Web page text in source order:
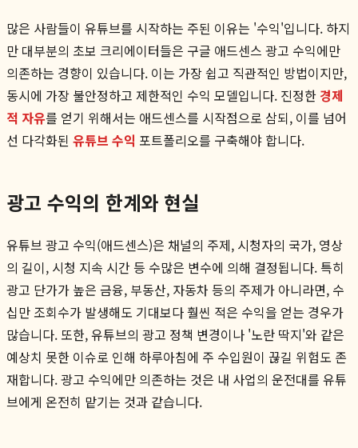
많은 사람들이 유튜브를 시작하는 주된 이유는 '수익'입니다. 하지
만 대부분의 초보 크리에이터들은 구글 애드센스 광고 수익에만
의존하는 경향이 있습니다. 이는 가장 쉽고 직관적인 방법이지만,
동시에 가장 불안정하고 제한적인 수익 모델입니다. 진정한 경제
적 자유를 얻기 위해서는 애드센스를 시작점으로 삼되, 이를 넘어
선 다각화된 유튜브 수익 포트폴리오를 구축해야 합니다.
광고 수익의 한계와 현실
유튜브 광고 수익(애드센스)은 채널의 주제, 시청자의 국가, 영상
의 길이, 시청 지속 시간 등 수많은 변수에 의해 결정됩니다. 특히
광고 단가가 높은 금융, 부동산, 자동차 등의 주제가 아니라면, 수
십만 조회수가 발생해도 기대보다 훨씬 적은 수익을 얻는 경우가
많습니다. 또한, 유튜브의 광고 정책 변경이나 '노란 딱지'와 같은
예상치 못한 이슈로 인해 하루아침에 주 수입원이 끊길 위험도 존
재합니다. 광고 수익에만 의존하는 것은 내 사업의 운전대를 유튜
브에게 온전히 맡기는 것과 같습니다.